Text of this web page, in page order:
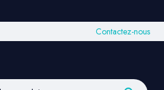
Contactez-nous